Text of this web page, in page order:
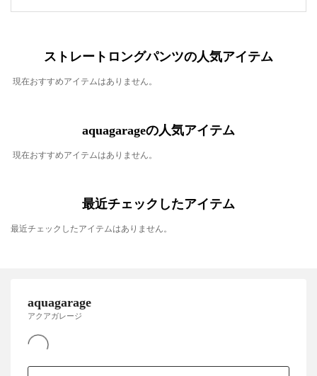
ストレートロングパンツの人気アイテム
現在おすすめアイテムはありません。
aquagarageの人気アイテム
現在おすすめアイテムはありません。
最近チェックしたアイテム
最近チェックしたアイテムはありません。
aquagarage
アクアガレージ